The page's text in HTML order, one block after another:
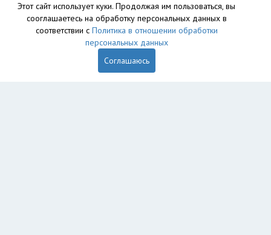
База данных сайта vyvoz.org является интеллектуальной
собственностью ООО «Профит» и охраняется законом.
Этот сайт использует куки. Продолжая им пользоваться, вы
сооглашаетесь на обработку персональных данных в
соответствии с Политика в отношении обработки
персональных данных
Соглашаюсь